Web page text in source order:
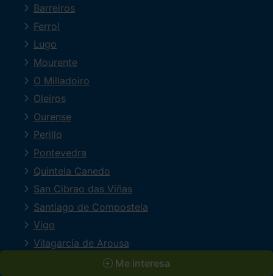
Me interesa
Barreiros
Ferrol
Lugo
Mourente
O Milladoiro
Oleiros
Ourense
Perillo
Pontevedra
Quintela Canedo
San Cibrao das Viñas
Santiago de Compostela
Vigo
Vilagarcía de Arousa